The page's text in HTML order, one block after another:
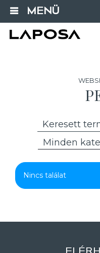
MENÜ
Minden
Nincs találat